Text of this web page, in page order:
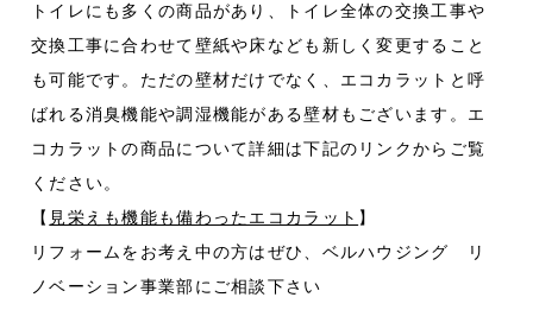
トイレにも多くの商品があり、トイレ全体の交換工事や
交換工事に合わせて壁紙や床なども新しく変更すること
も可能です。ただの壁材だけでなく、エコカラットと呼
ばれる消臭機能や調湿機能がある壁材もございます。エ
コカラットの商品について詳細は下記のリンクからご覧
ください。
【 見栄えも機能も備わったエコカラット 】
リフォームをお考え中の方はぜひ、ベルハウジング リ
ノベーション事業部にご相談下さい